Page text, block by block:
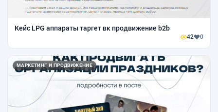
Кейс LPG аппараты таргет вк продвижение b2b
42 0
МАРКЕТИНГ И ПРОДВИЖЕНИЕ